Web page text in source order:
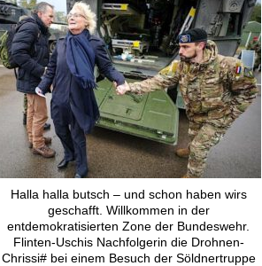
Halla halla butsch – und schon haben wirs
geschafft. Willkommen in der
entdemokratisierten Zone der Bundeswehr.
Flinten-Uschis Nachfolgerin die Drohnen-
Chrissi# bei einem Besuch der Söldnertruppe